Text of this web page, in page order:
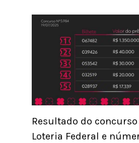
Resultado do
Loteria Federal e